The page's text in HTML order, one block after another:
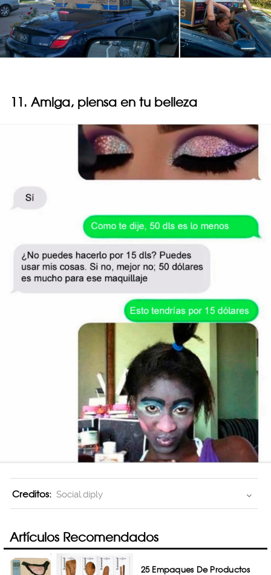
11. Amiga, piensa en tu belleza
Creditos: Social.diply
Artículos Recomendados
25 Empaques De Productos